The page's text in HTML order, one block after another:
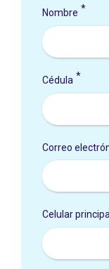
Nombre
Cédula
Correo
Celular principal